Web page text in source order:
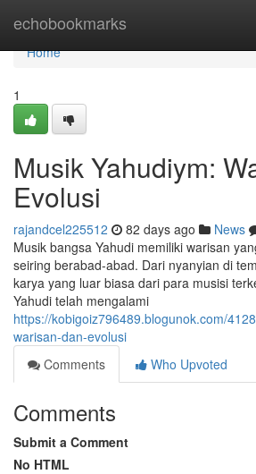
echobookmarks
Home
Home
1
Musik Yahudiym:
Evolusi
rajandcel225512 82 days ago News
Musik bangsa Yahudi memiliki warisan
seiring berabad-abad. Dari nyanyian di
karya yang luar biasa dari para musisi
Yahudi telah mengalami
https://kobigoiz796489.blogunok.com/
warisan-dan-evolusi
Comments
Who Upvoted
Comments
Submit a Comment
No HTML